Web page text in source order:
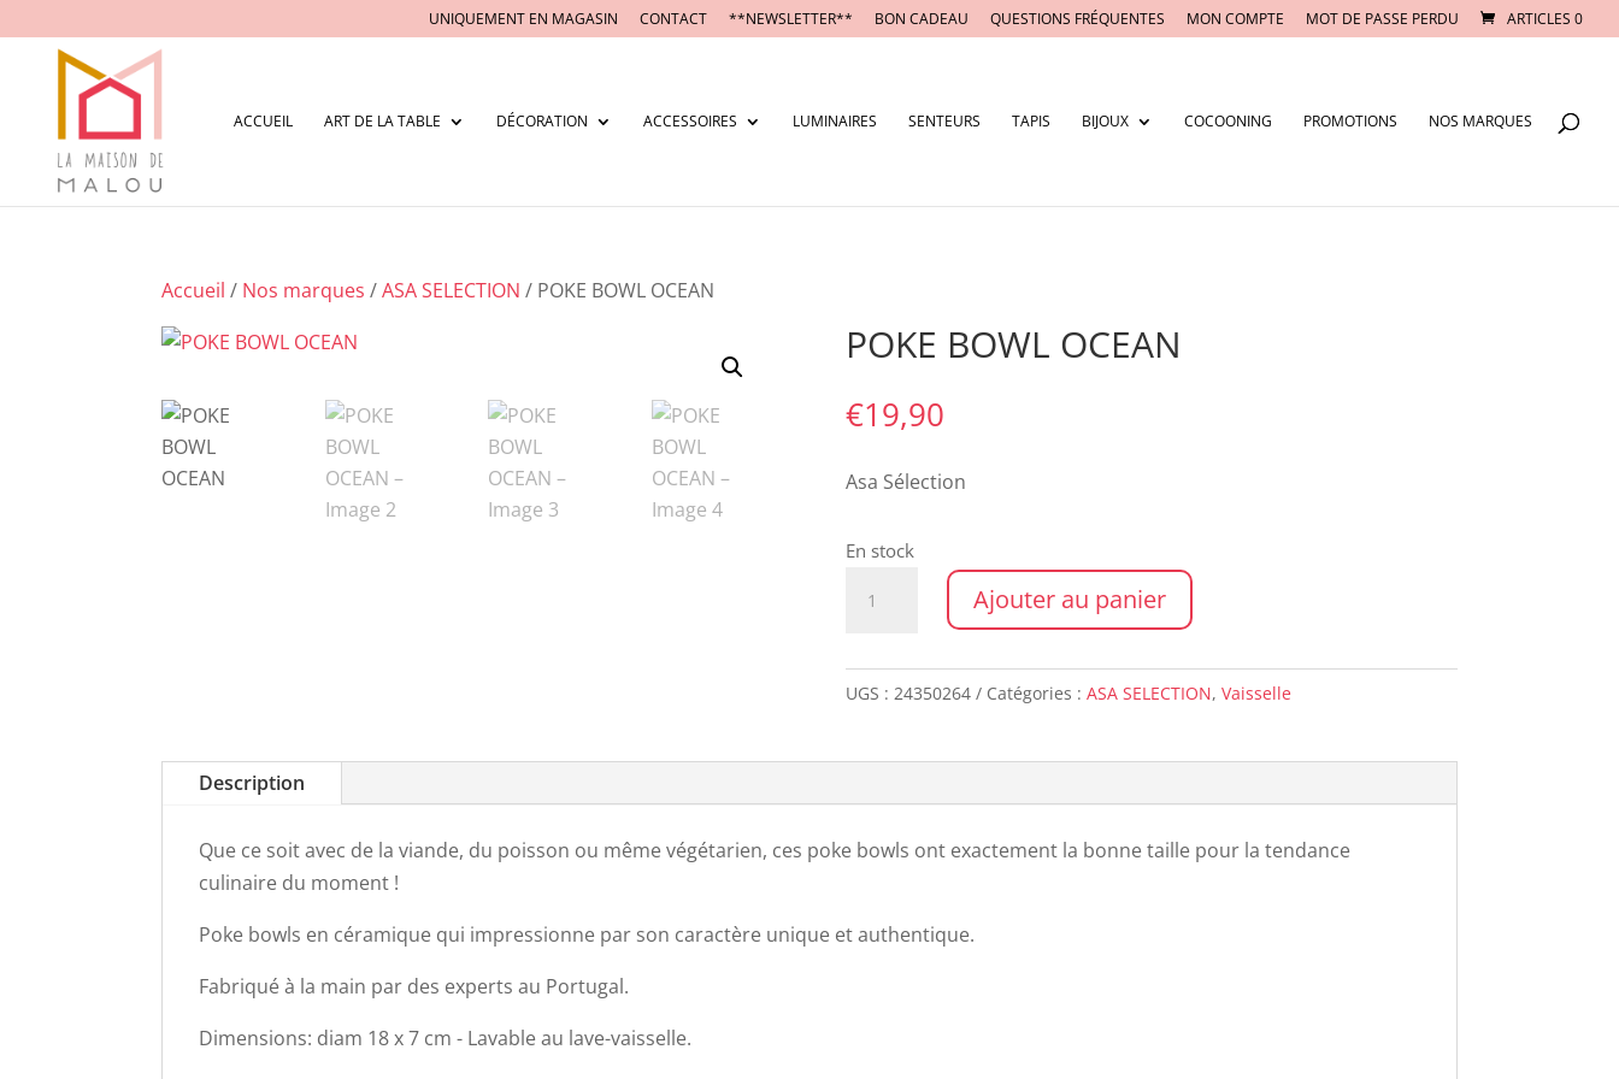
UNIQUEMENT EN MAGASIN CONTACT **NEWSLETTER** BON CADEAU QUESTIONS FRÉQUENTES MON COMPTE MOT DE PASSE PERDU ARTICLES 0
ACCUEIL ART DE LA TABLE DÉCORATION ACCESSOIRES LUMINAIRES SENTEURS TAPIS BIJOUX COCOONING PROMOTIONS NOS MARQUES
Accueil / Nos marques /ASA SELECTION / POKE BOWL OCEAN
POKE BOWL OCEAN
€19,90
Asa Sélection
En stock
BOWL
Ajouter au panier
UGS : 24350264 Catégories : ASA SELECTION, Vaisselle
Description
Que ce soit avec de la viande, du poisson ou même végétarien, ces poke bowls ont exactement la bonne taille pour la tendance
culinaire du moment !
Poke bowls en céramique qui impressionne par son caractère unique et authentique.
Fabriqué à la main par des experts au Portugal.
Dimensions: diam 18 x 7 cm - Lavable au lave-vaisselle.